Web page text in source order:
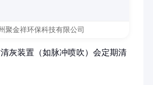
聚金祥环保科技有限公司
灰装置（如脉冲喷吹）会定期清